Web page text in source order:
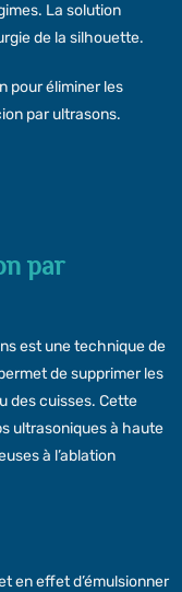
La solution
de la silhouette.
pour éliminer les
par ultrasons.
par
est une technique de
de supprimer les
des cuisses. Cette
ultrasoniques à haute
à l’ablation
en effet d’émulsionner